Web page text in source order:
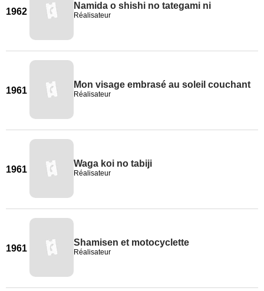
1962
Namida o shishi no tategami ni
Réalisateur
1961
Mon visage embrasé au soleil couchant
Réalisateur
1961
Waga koi no tabiji
Réalisateur
1961
Shamisen et motocyclette
Réalisateur